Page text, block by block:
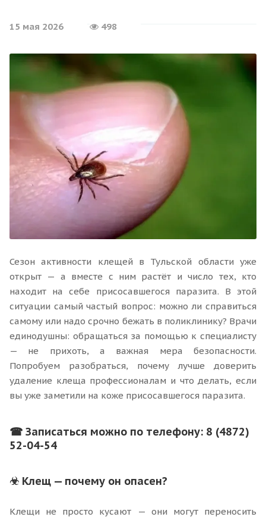
15 мая 2026 498
Сезон активности клещей в Тульской области уже
открыт — а вместе с ним растёт и число тех, кто
находит на себе присосавшегося паразита. В этой
ситуации самый частый вопрос: можно ли справиться
самому или надо срочно бежать в поликлинику? Врачи
единодушны: обращаться за помощью к специалисту
— не прихоть, а важная мера безопасности.
Попробуем разобраться, почему лучше доверить
удаление клеща профессионалам и что делать, если
вы уже заметили на коже присосавшегося паразита.
☎ Записаться можно по телефону: 8 (4872)
52-04-54
☣ Клещ — почему он опасен?
Клещи не просто кусают — они могут переносить